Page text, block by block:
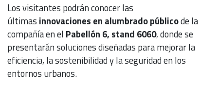
Los visitantes podrán conocer las
últimas innovaciones en alumbrado públicode la
compañía en el Pabellón 6, stand 6060, donde se
presentarán soluciones diseñadas para mejorar la
eficiencia, la sostenibilidad y la seguridad en los
entornos urbanos.